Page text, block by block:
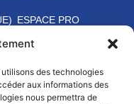
des technologies
aux informations des
nous permettra de
ESPACE PRO